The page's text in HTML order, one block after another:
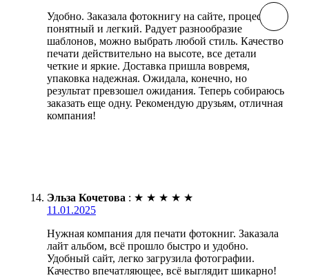
Удобно. Заказала фотокнигу на сайте, процесс
понятный и легкий. Радует разнообразие
шаблонов, можно выбрать любой стиль. Качество
печати действительно на высоте, все детали
четкие и яркие. Доставка пришла вовремя,
упаковка надежная. Ожидала, конечно, но
результат превзошел ожидания. Теперь собираюсь
заказать еще одну. Рекомендую друзьям, отличная
компания!
Эльза Кочетова : ★ ★ ★ ★ ★
11.01.2025
Нужная компания для печати фотокниг. Заказала
лайт альбом, всё прошло быстро и удобно.
Удобный сайт, легко загрузила фотографии.
Качество впечатляющее, всё выглядит шикарно!